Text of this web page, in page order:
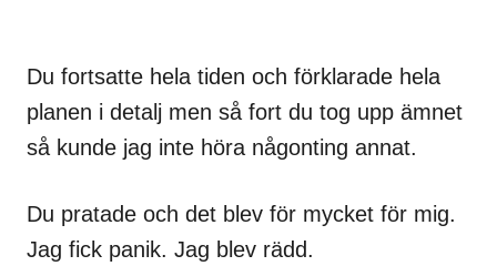
Du fortsatte hela tiden och förklarade hela
planen i detalj men så fort du tog upp ämnet
så kunde jag inte höra någonting annat.
Du pratade och det blev för mycket för mig.
Jag fick panik. Jag blev rädd.